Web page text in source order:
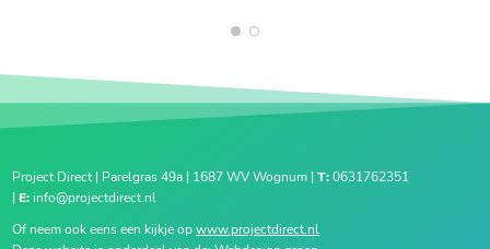
1 2
Project Direct | Parelgras 49a | 1687 WV Wognum |T:0631762351
| E: info@projectdirect.nl
Of neem ook eens een kijkje opwww.projectdirect.nl